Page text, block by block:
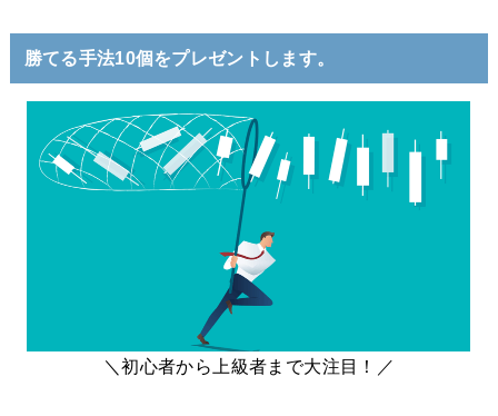
勝てる手法10個をプレゼントします。
＼初心者から上級者まで大注目！／